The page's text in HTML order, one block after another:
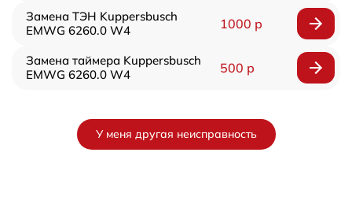
Замена ТЭН Kuppersbusch
EMWG 6260.0 W4
1000 р
Замена таймера Kuppersbusch
EMWG 6260.0 W4
500 р
У меня другая неисправность